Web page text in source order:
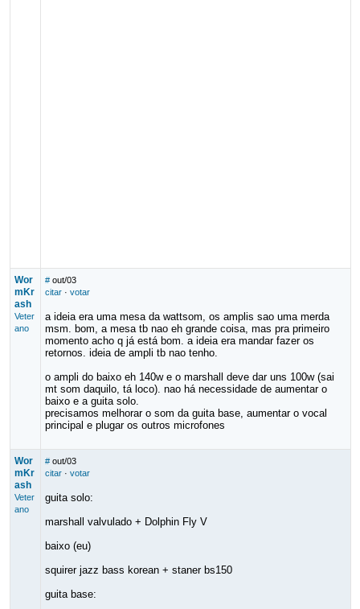
Wor
mKr
ash
Veter
ano
# out/03
citar· votar
a ideia era uma mesa da wattsom, os amplis sao uma merda
msm. bom, a mesa tb nao eh grande coisa, mas pra primeiro
momento acho q já está bom. a ideia era mandar fazer os
retornos. ideia de ampli tb nao tenho.
o ampli do baixo eh 140w e o marshall deve dar uns 100w (sai
mt som daquilo, tá loco). nao há necessidade de aumentar o
baixo e a guita solo.
precisamos melhorar o som da guita base, aumentar o vocal
principal e plugar os outros microfones
Wor
mKr
ash
Veter
ano
# out/03
citar· votar
guita solo:
marshall valvulado + Dolphin Fly V
baixo (eu)
squirer jazz bass korean + staner bs150
guita base: